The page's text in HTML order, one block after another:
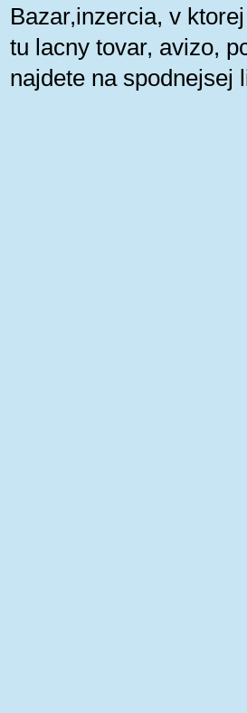
Bazar,inzercia, v
tu lacny tovar, avizo,
najdete na spodnejsej